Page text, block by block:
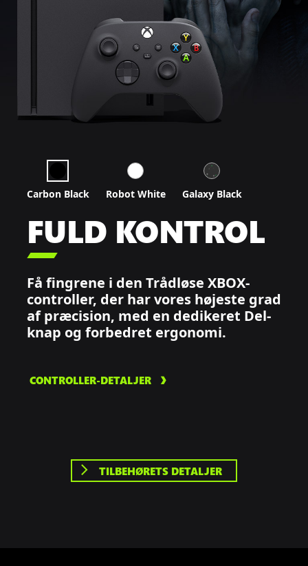
Carbon Black Robot White Galaxy Black
FULD KONTROL

Få fingrene i den Trådløse XBOX-
controller, der har vores højeste grad
af præcision, med en dedikeret Del-
knap og forbedret ergonomi.
CONTROLLER-DETALJER
TILBEHØRETS DETALJER